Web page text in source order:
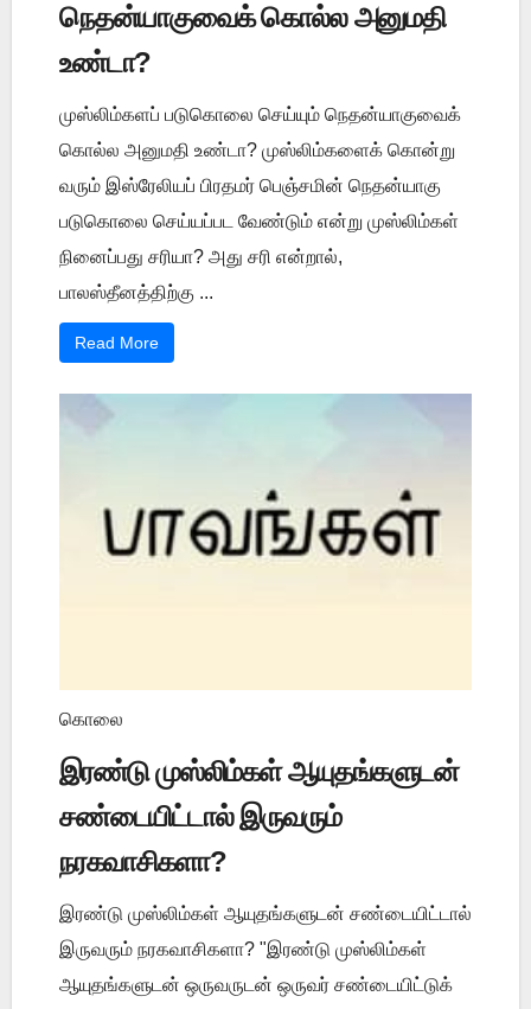
நெதன்யாகுவைக் கொல்ல அனுமதி
உண்டா?
முஸ்லிம்களப் படுகொலை செய்யும் நெதன்யாகுவைக்
கொல்ல அனுமதி உண்டா? முஸ்லிம்களைக் கொன்று
வரும் இஸ்ரேலியப் பிரதமர் பெஞ்சமின் நெதன்யாகு
படுகொலை செய்யப்பட வேண்டும் என்று முஸ்லிம்கள்
நினைப்பது சரியா? அது சரி என்றால்,
பாலஸ்தீனத்திற்கு ...
Read More
கொலை
இரண்டு முஸ்லிம்கள் ஆயுதங்களுடன்
சண்டையிட்டால் இருவரும்
நரகவாசிகளா?
இரண்டு முஸ்லிம்கள் ஆயுதங்களுடன் சண்டையிட்டால்
இருவரும் நரகவாசிகளா? "இரண்டு முஸ்லிம்கள்
ஆயுதங்களுடன் ஒருவருடன் ஒருவர் சண்டையிட்டுக்